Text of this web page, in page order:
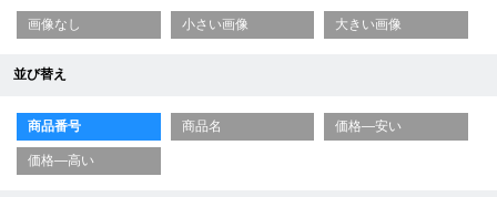
画像なし 小さい画像 大きい画像
並び替え
商品番号 商品名 価格—安い
価格—高い